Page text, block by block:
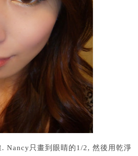
Nancy只畫到眼睛的1/2, 然後用乾淨